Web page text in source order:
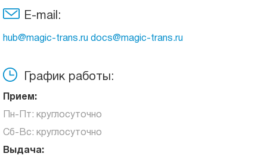
E-mail:
hub@magic-trans.ru docs@magic-trans.ru
График работы:
Прием:
Пн-Пт: круглосуточно
Сб-Вс: круглосуточно
Выдача: